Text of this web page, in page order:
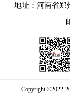
地址：河南省郑
Copyright ©2022-